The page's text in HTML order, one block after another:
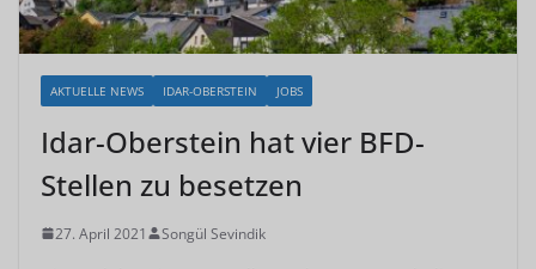
AKTUELLE NEWS IDAR-OBERSTEIN JOBS
Idar-Oberstein hat vier BFD-
Stellen zu besetzen
27. April 2021 Songül Sevindik